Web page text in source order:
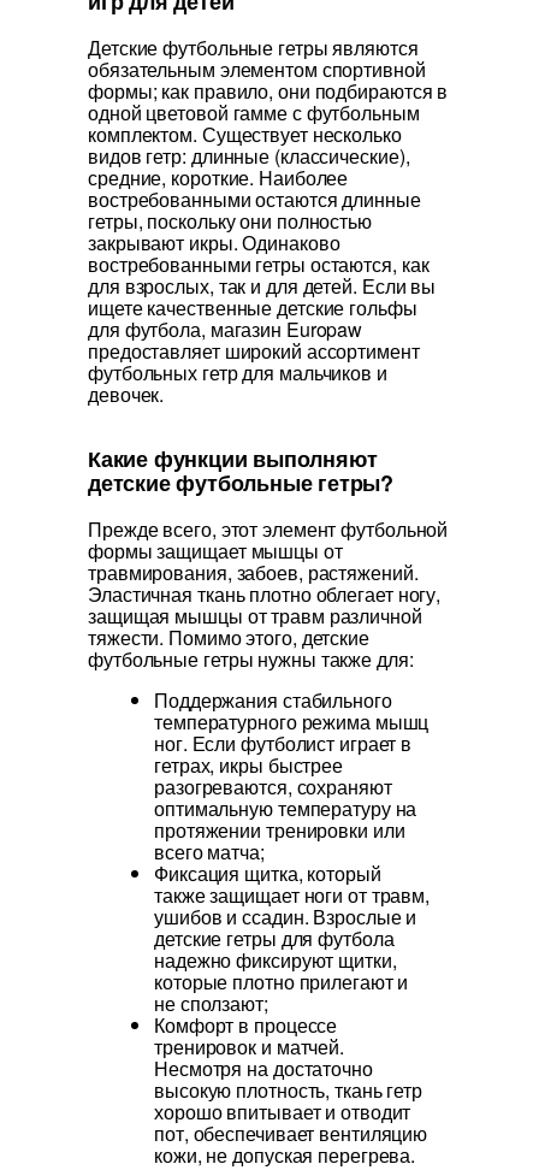
Детские футбольные гетры являются
обязательным элементом спортивной
формы; как правило, они подбираются в
одной цветовой гамме с футбольным
комплектом. Существует несколько
видов гетр: длинные (классические),
средние, короткие. Наиболее
востребованными остаются длинные
гетры, поскольку они полностью
закрывают икры. Одинаково
востребованными гетры остаются, как
для взрослых, так и для детей. Если вы
ищете качественные детские гольфы
для футбола, магазин Europaw
предоставляет широкий ассортимент
футбольных гетр для мальчиков и
девочек.
Какие функции выполняют
детские футбольные гетры?
Прежде всего, этот элемент футбольной
формы защищает мышцы от
травмирования, забоев, растяжений.
Эластичная ткань плотно облегает ногу,
защищая мышцы от травм различной
тяжести. Помимо этого, детские
футбольные гетры нужны также для:
Поддержания стабильного
температурного режима мышц
ног. Если футболист играет в
гетрах, икры быстрее
разогреваются, сохраняют
оптимальную температуру на
протяжении тренировки или
всего матча;
Фиксация щитка, который
также защищает ноги от травм,
ушибов и ссадин. Взрослые и
детские гетры для футбола
надежно фиксируют щитки,
которые плотно прилегают и
не сползают;
Комфорт в процессе
тренировок и матчей.
Несмотря на достаточно
высокую плотность, ткань гетр
хорошо впитывает и отводит
пот, обеспечивает вентиляцию
кожи, не допуская перегрева.